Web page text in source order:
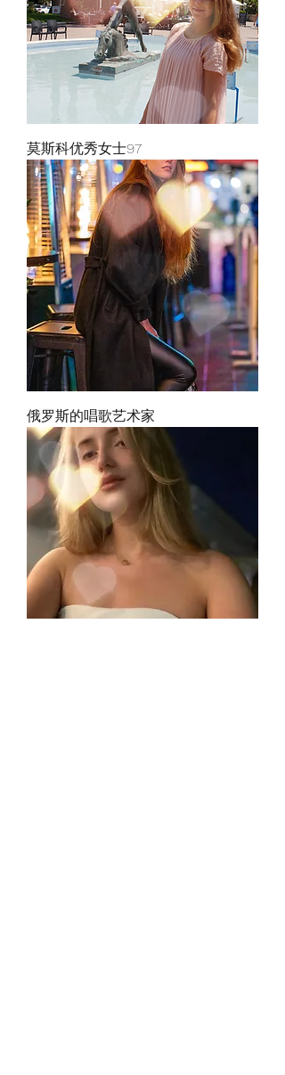
莫斯科优秀女士97
俄罗斯的唱歌艺术家